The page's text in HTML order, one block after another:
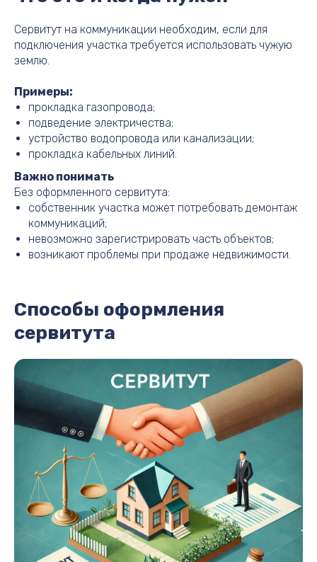
Сервитут на коммуникации необходим, если для
подключения участка требуется использовать чужую
землю.
Примеры:
прокладка газопровода;
подведение электричества;
устройство водопровода или канализации;
прокладка кабельных линий.
Важно понимать
Без оформленного сервитута:
собственник участка может потребовать демонтаж
коммуникаций;
невозможно зарегистрировать часть объектов;
возникают проблемы при продаже недвижимости.
Способы оформления
сервитута